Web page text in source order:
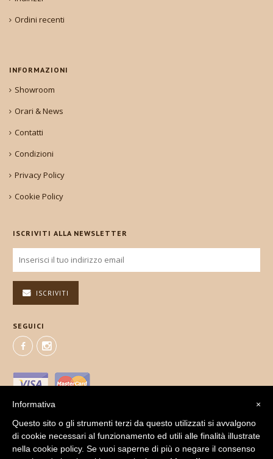
Ordini recenti
INFORMAZIONI
Showroom
Orari & News
Contatti
Condizioni
Privacy Policy
Cookie Policy
ISCRIVITI ALLA NEWSLETTER
ISCRIVITI
SEGUICI
×
Informativa
Questo sito o gli strumenti terzi da questo utilizzati si avvalgono
di cookie necessari al funzionamento ed utili alle finalità illustrate
nella cookie policy. Se vuoi saperne di più o negare il consenso